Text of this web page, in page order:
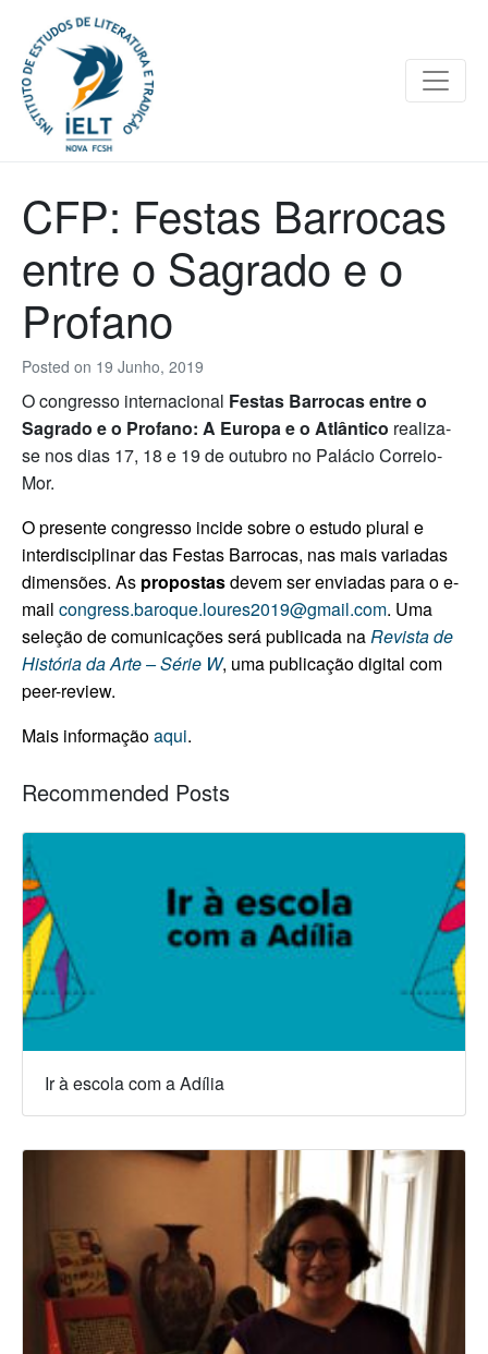
Posted on 19 Junho, 2019
CFP: Festas Barrocas
entre o Sagrado e o
Profano
O congresso internacional Festas Barrocas entre o
Sagrado e o Profano: A Europa e o Atlântico realiza-
se nos dias 17, 18 e 19 de outubro no Palácio Correio-
Mor.
O presente congresso incide sobre o estudo plural e
interdisciplinar das Festas Barrocas, nas mais variadas
dimensões. As propostasdevem ser enviadas para o e-
mail congress.baroque.loures2019@gmail.com. Uma
seleção de comunicações será publicada naRevista de
História da Arte – Série W, uma publicação digital com
peer-review.
Mais informaçãoaqui.
Recommended Posts
Ir à escola com a Adília